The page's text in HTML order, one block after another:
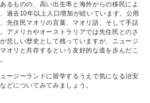
るものの、高い出生率と海外からの移民によ
過去10年以上人口増加が続いています。公用
先住民マオリの言葉、マオリ語、そして手話
アメリカやオーストラリアでは先住民とのさ
悲しい歴史として残っていますが、ニュージ
オリと共存するという友好的な道を歩んだこ
ージーランドに留学するうえで気になる治安
どについてみてみましょう。